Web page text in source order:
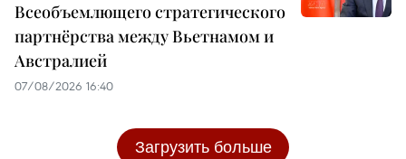
Всеобъемлющего стратегического
партнёрства между Вьетнамом и
Австралией
07/08/2026 16:40
Загрузить больше